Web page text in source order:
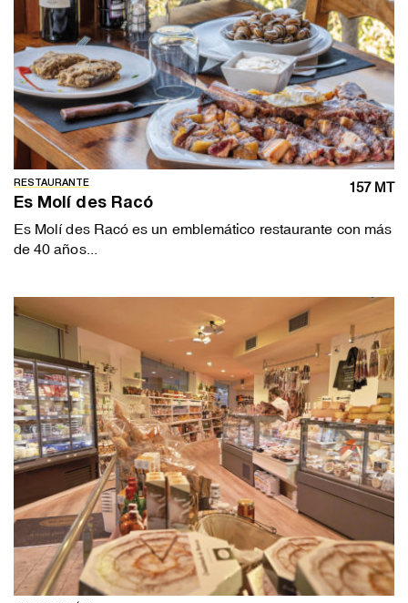
RESTAURANTE 157 MT
Es Molí des Racó
Es Molí des Racó es un emblemático restaurante con más
de 40 años...